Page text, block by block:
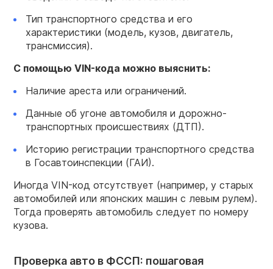
Тип транспортного средства и его
характеристики (модель, кузов, двигатель,
трансмиссия).
С помощью VIN-кода можно выяснить:
Наличие ареста или ограничений.
Данные об угоне автомобиля и дорожно-
транспортных происшествиях (ДТП).
Историю регистрации транспортного средства
в Госавтоинспекции (ГАИ).
Иногда VIN-код отсутствует (например, у старых
автомобилей или японских машин с левым рулем).
Тогда проверять автомобиль следует по номеру
кузова.
Проверка авто в ФССП: пошаговая